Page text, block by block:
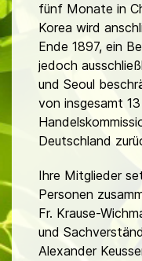
fünf Monate in
Korea wird
Ende 1897, ein
jedoch
und Seoul
von insgesamt
Deutschland
Ihre Mitglieder
Personen
Fr. Krause-
und
Alexander